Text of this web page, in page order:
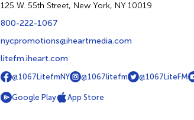
125 W. 55th Street, New York, NY 10019
800-222-1067
nycpromotions@iheartmedia.com
litefm.iheart.com
@1067LitefmNY @1067litefm @1067LiteFM
Google Play App Store